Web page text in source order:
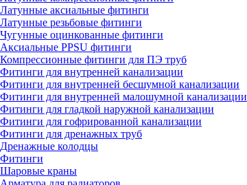
Латунные аксиальные фитинги
Латунные резьбовые фитинги
Чугунные оцинкованные фитинги
Аксиальные PPSU фитинги
Компрессионные фитинги для ПЭ труб
Фитинги для внутренней канализации
Фитинги для внутренней бесшумной канализации
Фитинги для внутренней малошумной канализации
Фитинги для гладкой наружной канализации
Фитинги для гофрированной канализации
Фитинги для дренажных труб
Дренажные колодцы
Фитинги
Шаровые краны